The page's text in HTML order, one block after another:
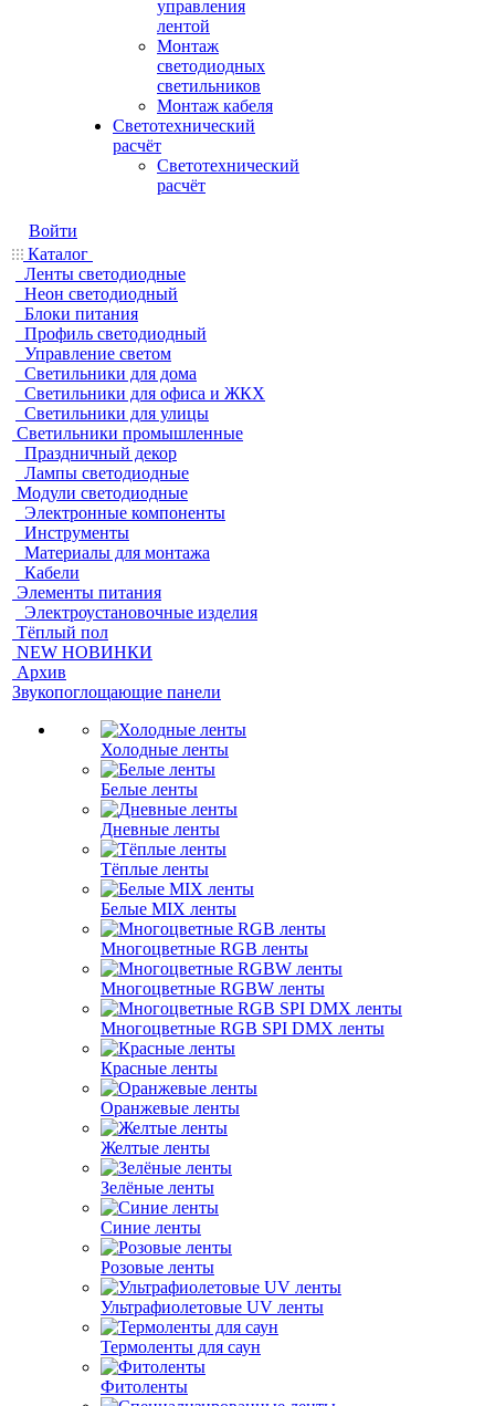
управления
лентой
Монтаж
светодиодных
светильников
Монтаж кабеля
Светотехнический
расчёт
Светотехнический
расчёт
Войти
Каталог
Ленты светодиодные
Неон светодиодный
Блоки питания
Профиль светодиодный
Управление светом
Светильники для дома
Светильники для офиса и ЖКХ
Светильники для улицы
Светильники промышленные
Праздничный декор
Лампы светодиодные
Модули светодиодные
Электронные компоненты
Инструменты
Материалы для монтажа
Кабели
Элементы питания
Электроустановочные изделия
Тёплый пол
NEW НОВИНКИ
Архив
Звукопоглощающие панели
Холодные ленты
Белые ленты
Дневные ленты
Тёплые ленты
Белые MIX ленты
Многоцветные RGB ленты
Многоцветные RGBW ленты
Многоцветные RGB SPI DMX ленты
Красные ленты
Оранжевые ленты
Желтые ленты
Зелёные ленты
Синие ленты
Розовые ленты
Ультрафиолетовые UV ленты
Термоленты для саун
Фитоленты